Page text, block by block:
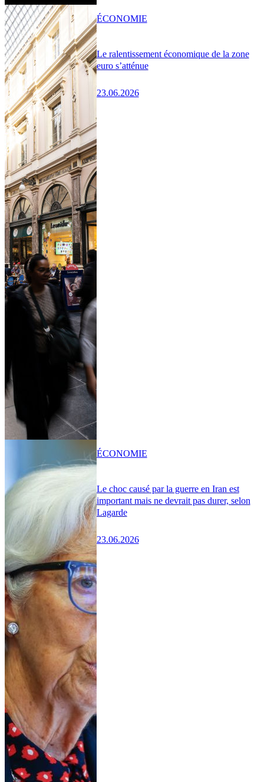
Le ralentissement économique de la zone
euro s’atténue
23.06.2026
ÉCONOMIE
Le choc causé par la guerre en Iran est
important mais ne devrait pas durer, selon
Lagarde
23.06.2026
ÉCONOMIE